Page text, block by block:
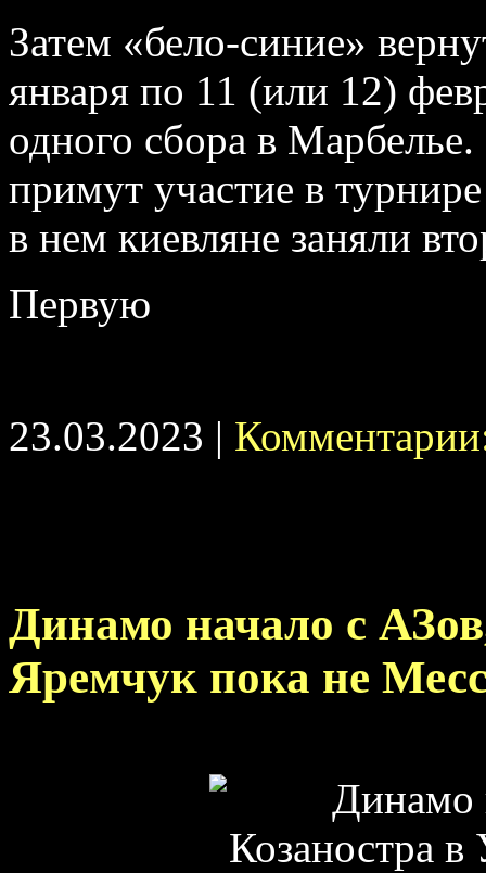
Затем «бело-синие»
января по 11 (или 12)
одного сбора в
примут участие в
в нем киевляне заняли
Первую
23.03.2023 |
Динамо начало с
Яремчук пока не